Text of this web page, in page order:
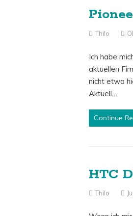
Thilo
Ich habe
aktuellen
nicht etwa
Aktuell…
Continue
HTC
Thilo